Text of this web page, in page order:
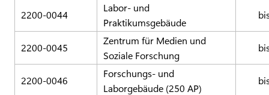
2200-0044
Labor- und
Praktikumsgebäude
2200-0045
Zentrum für Medien und
Soziale Forschung
2200-0046
Forschungs- und
Laborgebäude (250 AP)